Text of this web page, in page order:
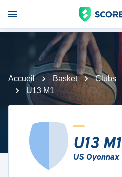
Accueil Basket Clubs
U13 M1
U13 M1
US Oyonnax